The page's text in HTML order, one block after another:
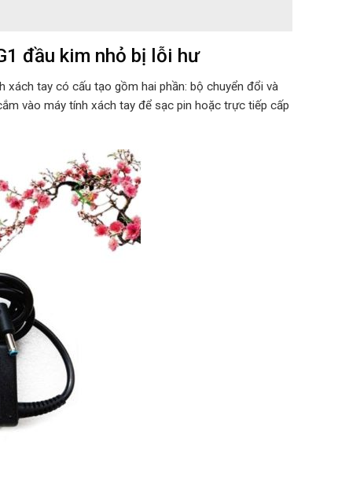
đầu kim nhỏ bị lỗi hư
xách tay có cấu tạo gồm hai phần: bộ chuyển đổi và
vào máy tính xách tay để sạc pin hoặc trực tiếp cấp